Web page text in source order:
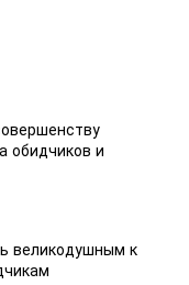
обидчиков и
великодушным к